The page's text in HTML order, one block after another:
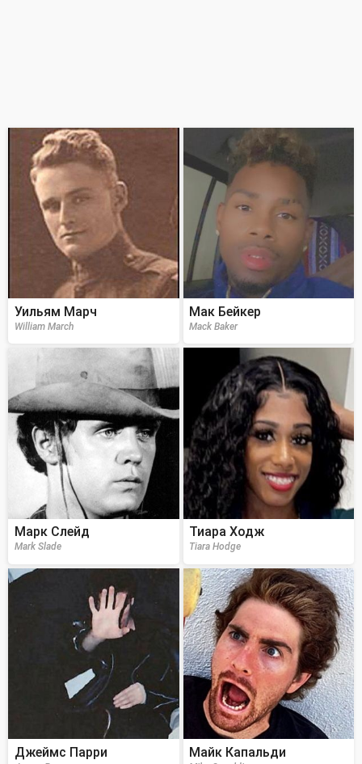
Уильям Марч
William March
Мак Бейкер
Mack Baker
Марк Слейд
Mark Slade
Тиара Ходж
Tiara Hodge
Джеймс Парри Майк Капальди